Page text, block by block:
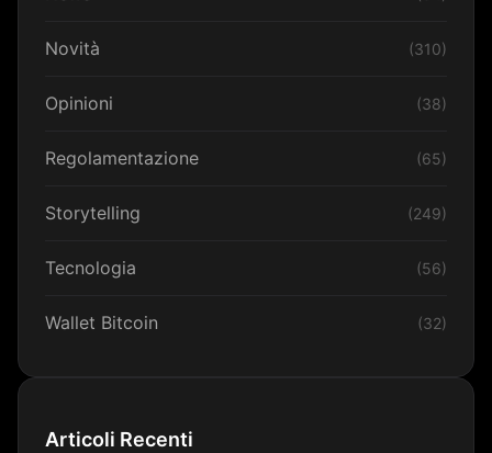
Novità (310)
Opinioni (38)
Regolamentazione (65)
Storytelling (249)
Tecnologia (56)
Wallet Bitcoin (32)
Articoli Recenti